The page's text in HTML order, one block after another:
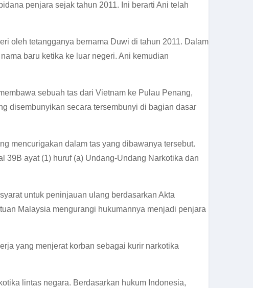
penjara sejak tahun 2011. Ini berarti Ani telah
oleh tetangganya bernama Duwi di tahun 2011. Dalam
baru ketika ke luar negeri. Ani kemudian
sebuah tas dari Vietnam ke Pulau Penang,
disembunyikan secara tersembunyi di bagian dasar
mencurigakan dalam tas yang dibawanya tersebut.
ayat (1) huruf (a) Undang-Undang Narkotika dan
untuk peninjauan ulang berdasarkan Akta
Malaysia mengurangi hukumannya menjadi penjara
yang menjerat korban sebagai kurir narkotika
lintas negara. Berdasarkan hukum Indonesia,